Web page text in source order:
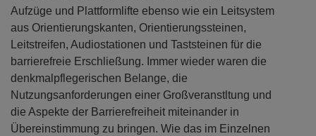
Aufzüge und Plattformlifte ebenso wie ein Leitsystem
aus Orientierungskanten, Orientierungssteinen,
Leitstreifen, Audiostationen und Taststeinen für die
barrierefreie Erschließung. Immer wieder waren die
denkmalpflegerischen Belange, die
Nutzungsanforderungen einer Großveranstltung und
die Aspekte der Barrierefreiheit miteinander in
Übereinstimmung zu bringen. Wie das im Einzelnen